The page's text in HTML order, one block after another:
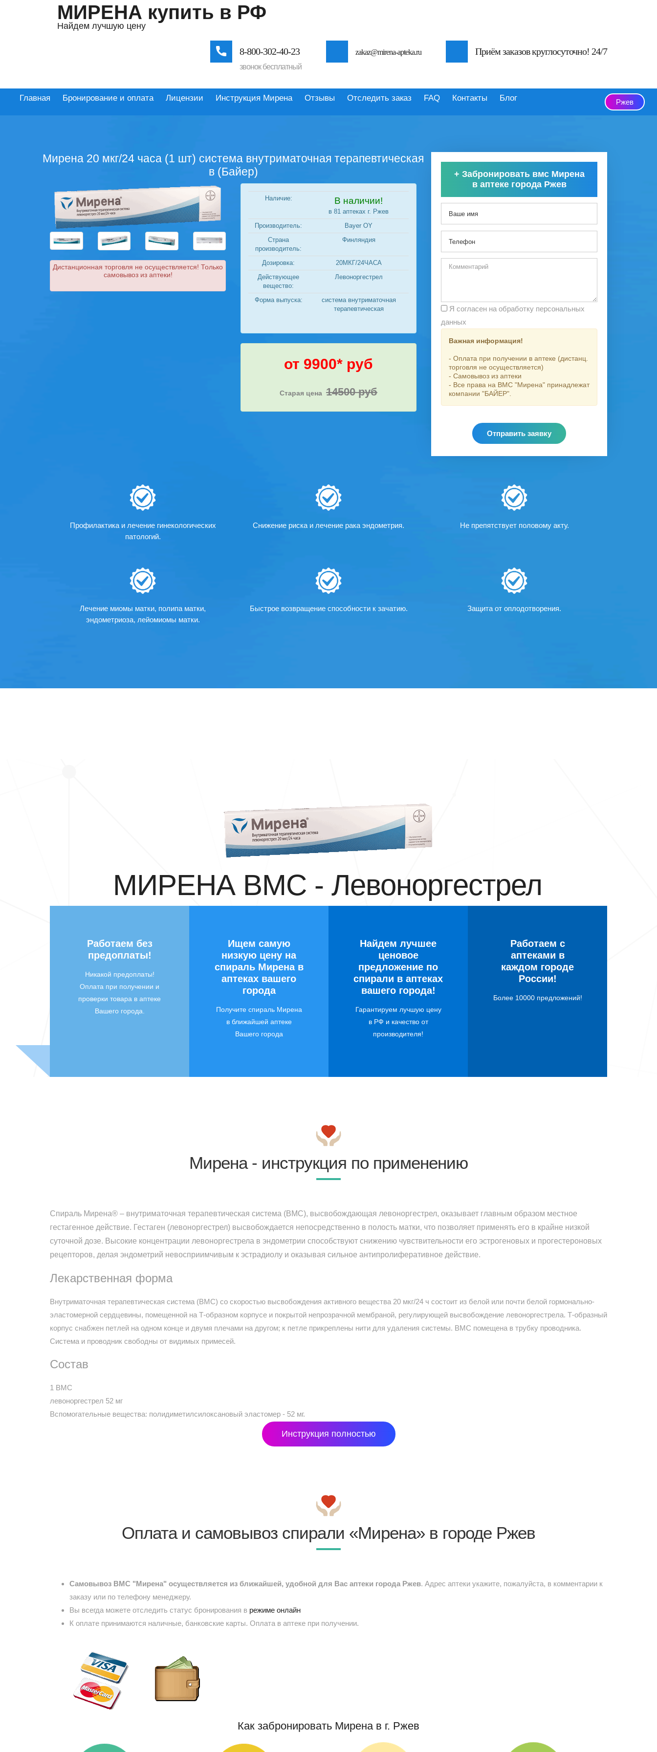
МИРЕНА купить в РФ
Найдем лучшую цену
8-800-302-40-23
звонок бесплатный
zakaz@mirena-apteka.ru Приём заказов круглосуточно! 24/7
Главная Бронирование и оплата Лицензии Инструкция Мирена Отзывы Отследить заказ FAQ Контакты Блог Ржев
Мирена 20 мкг/24 часа (1 шт) система внутриматочная терапевтическая
в (Байер)
Дистанционная торговля не осуществляется! Только
самовывоз из аптеки!
Наличие: В наличии!
в 81 аптеках г. Ржев
Производитель:
Bayer OY
Страна
производитель:
Финляндия
Дозировка:
20МКГ/24ЧАСА
Действующее
вещество:
Левоноргестрел
Форма выпуска:
система внутриматочная
терапевтическая
от 9900* руб
Старая цена 14500 руб
+ Забронировать вмс Мирена
в аптеке города Ржев
данных
Важная информация!
- Оплата при получении в аптеке (дистанц.
торговля не осуществляется)
- Самовывоз из аптеки
- Все права на ВМС "Мирена" принадлежат
компании "БАЙЕР".
Отправить заявку
Профилактика и лечение гинекологических
патологий.
Снижение риска и лечение рака эндометрия. Не препятствует половому акту.
Лечение миомы матки, полипа матки,
эндометриоза, лейомиомы матки.
Быстрое возвращение способности к зачатию. Защита от оплодотворения.
МИРЕНА ВМС - Левоноргестрел
Работаем без
предоплаты!
Никакой предоплаты!
Оплата при получении и
проверки товара в аптеке
Вашего города.
Ищем самую
низкую цену на
спираль Мирена в
аптеках вашего
города
Получите спираль Мирена
в ближайшей аптеке
Вашего города
Найдем лучшее
ценовое
предложение по
спирали в аптеках
вашего города!
Гарантируем лучшую цену
в РФ и качество от
производителя!
Работаем с
аптеками в
каждом городе
России!
Более 10000 предложений!
Мирена - инструкция по применению
Спираль Мирена® – внутриматочная терапевтическая система (ВМС), высвобождающая левоноргестрел, оказывает главным образом местное
гестагенное действие. Гестаген (левоноргестрел) высвобождается непосредственно в полость матки, что позволяет применять его в крайне низкой
суточной дозе. Высокие концентрации левоноргестрела в эндометрии способствуют снижению чувствительности его эстрогеновых и прогестероновых
рецепторов, делая эндометрий невосприимчивым к эстрадиолу и оказывая сильное антипролиферативное действие.
Лекарственная форма
Внутриматочная терапевтическая система (ВМС) со скоростью высвобождения активного вещества 20 мкг/24 ч состоит из белой или почти белой гормонально-
эластомерной сердцевины, помещенной на Т-образном корпусе и покрытой непрозрачной мембраной, регулирующей высвобождение левоноргестрела. Т-образный
корпус снабжен петлей на одном конце и двумя плечами на другом; к петле прикреплены нити для удаления системы. ВМС помещена в трубку проводника.
Система и проводник свободны от видимых примесей.
Состав
1 ВМС
левоноргестрел 52 мг
Вспомогательные вещества: полидиметилсилоксановый эластомер - 52 мг.
Инструкция полностью
Оплата и самовывоз спирали «Мирена» в городе Ржев
Самовывоз ВМС "Мирена" осуществляется из ближайшей, удобной для Вас аптеки города Ржев. Адрес аптеки укажите, пожалуйста, в комментарии к
заказу или по телефону менеджеру.
Вы всегда можете отследить статус бронирования в режиме онлайн
К оплате принимаются наличные, банковские карты. Оплата в аптеке при получении.
Как забронировать Мирена в г. Ржев